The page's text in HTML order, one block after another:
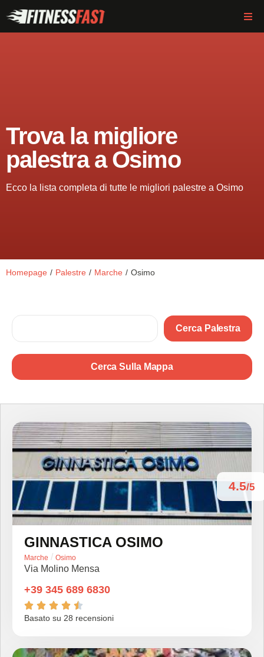
Trova la migliore
palestra a Osimo
Ecco la lista completa di tutte le migliori palestre a Osimo
Homepage / Palestre / Marche / Osimo
Cerca Palestra
Cerca Sulla Mappa
4.5/5
GINNASTICA OSIMO
Marche / Osimo
Via Molino Mensa
+39 345 689 6830
    
Basato su 28 recensioni